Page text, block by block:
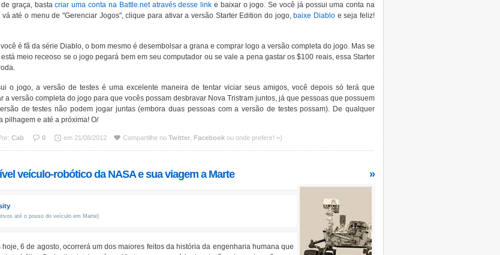
de graça, bastacriar uma conta na Battle.net através desse link e baixar o jogo. Se você já possui uma conta na
vá até o menu de "Gerenciar Jogos", clique para ativar a versão Starter Edition do jogo, baixe Diablo e seja feliz!
é fã da série Diablo, o bom mesmo é desembolsar a grana e comprar logo a versão completa do jogo. Mas se
meio receoso se o jogo pegará bem em seu computador ou se vale a pena gastar os $100 reais, essa Starter
o jogo, a versão de testes é uma excelente maneira de tentar viciar seus amigos, você depois só terá que
a versão completa do jogo para que vocês possam desbravar Nova Tristram juntos, já que pessoas que possuem
de testes não podem jogar juntas (embora duas pessoas com a versão de testes possam). De qualquer
pilhagem e até a próxima! O/
Cab 0 em 21/08/2012 Compartilhe no Twitter Facebook ou onde preferir! =)
»
veículo-robótico da NASA e sua viagem a Marte
até o pouso do veículo em Marte)
hoje, 6 de agosto, ocorrerá um dos maiores feitos da história da engenharia humana que